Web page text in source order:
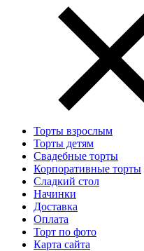
Торты взрослым
Торты детям
Свадебные торты
Корпоративные торты
Сладкий стол
Начинки
Доставка
Оплата
Торт по фото
Карта сайта